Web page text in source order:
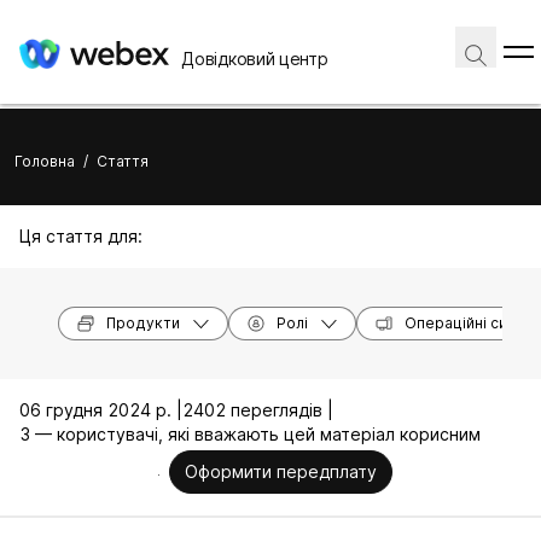
Довідковий центр
Головна / Стаття
Ця стаття для:
Продукти Ролі Операційні
06 грудня 2024 р. |
2402 переглядів |
3 — користувачі, які вважають цей матеріал корисним
Оформити передплату